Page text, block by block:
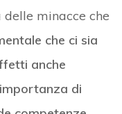
minacce che
che ci sia
anche
di